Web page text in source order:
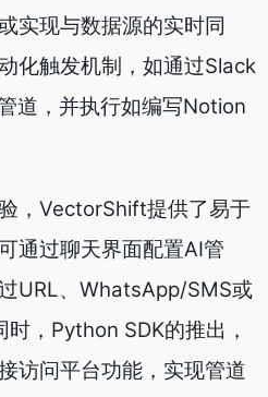
实现与数据源的实时同
化触发机制，如通过Slack
道，并执行如编写Notion
，VectorShift提供了易于
通过聊天界面配置AI管
URL、WhatsApp/SMS或
，Python SDK的推出，
访问平台功能，实现管道